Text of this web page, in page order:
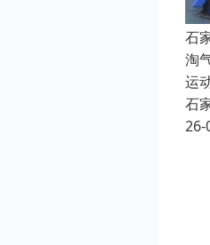
石
淘
运
石
26-